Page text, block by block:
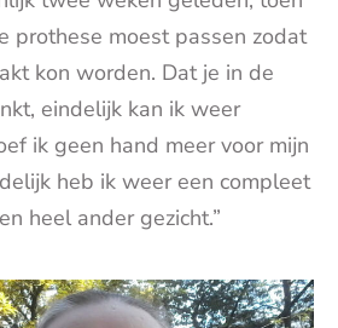
prothese moest passen zodat
kon worden. Dat je in de
eindelijk kan ik weer
ik geen hand meer voor mijn
heb ik weer een compleet
heel ander gezicht.”